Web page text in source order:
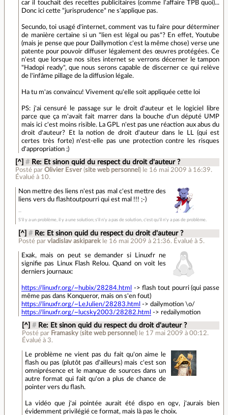
car il touchait des recettes publicitaires (comme l'affaire TPB quoi)...
Donc ici cette "jurisprudence" ne s'applique pas.
Secundo, toi usagé d'internet, comment vas tu faire pour déterminer
de manière certaine si un "lien est légal ou pas"? En effet, Youtube
(mais je pense que pour Daillymotion c'est la même chose) verse une
patente pour pouvoir diffuser légalement des œuvres protégées. Ce
n'est que lorsque nos sites internet se verrons décerner le tampon
"Hadopi ready", que nous serons capable de discerner ce qui relève
de l'infâme pillage de la diffusion légale.
Ha tu m'as convaincu! Vivement qu'elle soit appliquée cette loi
PS: j'ai censuré le passage sur le droit d'auteur et le logiciel libre
parce que ça m'avait fait marrer dans la bouche d'un député UMP
mais ici c'est moins risible. La GPL n'est pas une réaction aux abus du
droit d'auteur? Et la notion de droit d'auteur dans le LL (qui est
certes très forte) n'est-elle pas une protection contre les risques
d'appropriation ;)
[^] # Re: Et sinon quid du respect du droit d'auteur ?
Posté par Olivier Esver(site web personnel ) le 16 mai 2009 à 16:39.
Évalué à 10.
Non mettre des liens n'est pas mal c'est mettre des
liens vers du flashtoutpourri qui est mal !!! ;-)
S'il y a un problème, il y a une solution; s'il n'y a pas de solution, c'est qu'il n'y a pas de problème.
[^] # Re: Et sinon quid du respect du droit d'auteur ?
Posté parvladislav askiparek le 16 mai 2009 à 21:36. Évalué à 5.
Exak, mais on peut se demander si Linuxfr ne
signifie pas Linux Flash Relou. Quand on voit les
derniers journaux:
https://linuxfr.org/~hubix/28284.html
-> flash tout pourri (qui passe
même pas dans Konqueror, mais on s'en fout)
https://linuxfr.org/~LeJulien/28283.html -> dailymotion \o/
https://linuxfr.org/~lucsky2003/28282.html -> redailymotion
[^] # Re: Et sinon quid du respect du droit d'auteur ?
Posté par Framasky(site web personnel ) le 17 mai 2009 à 00:12.
Évalué à 3.
Le problème ne vient pas du fait qu'on aime le
flash ou pas (plutôt pas d'ailleurs) mais c'est son
omniprésence et le manque de sources dans un
autre format qui fait qu'on a plus de chance de
pointer vers du flash.
La vidéo que j'ai pointée aurait été dispo en ogv, j'aurais bien
évidemment privilégié ce format, mais là pas le choix.